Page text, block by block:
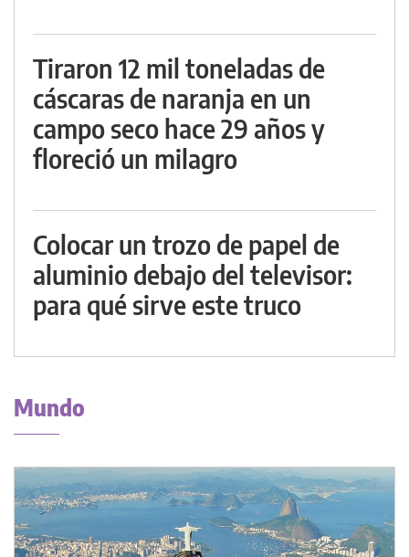
Tiraron 12 mil toneladas de
cáscaras de naranja en un
campo seco hace 29 años y
floreció un milagro
Colocar un trozo de papel de
aluminio debajo del televisor:
para qué sirve este truco
Mundo